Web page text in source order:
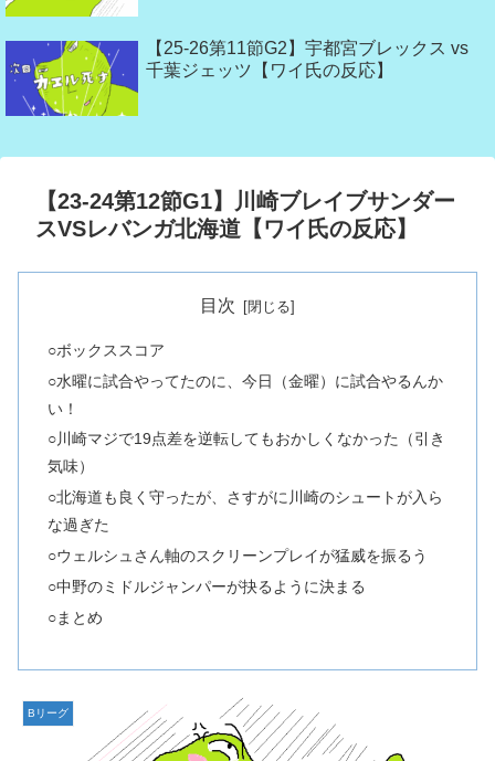
【25-26第11節G2】宇都宮ブレックス vs
千葉ジェッツ【ワイ氏の反応】
【23-24第12節G1】川崎ブレイブサンダー
スVSレバンガ北海道【ワイ氏の反応】
目次
○ボックススコア
○水曜に試合やってたのに、今日（金曜）に試合やるんか
い！
○川崎マジで19点差を逆転してもおかしくなかった（引き
気味）
○北海道も良く守ったが、さすがに川崎のシュートが入ら
な過ぎた
○ウェルシュさん軸のスクリーンプレイが猛威を振るう
○中野のミドルジャンパーが抉るように決まる
○まとめ
Bリーグ